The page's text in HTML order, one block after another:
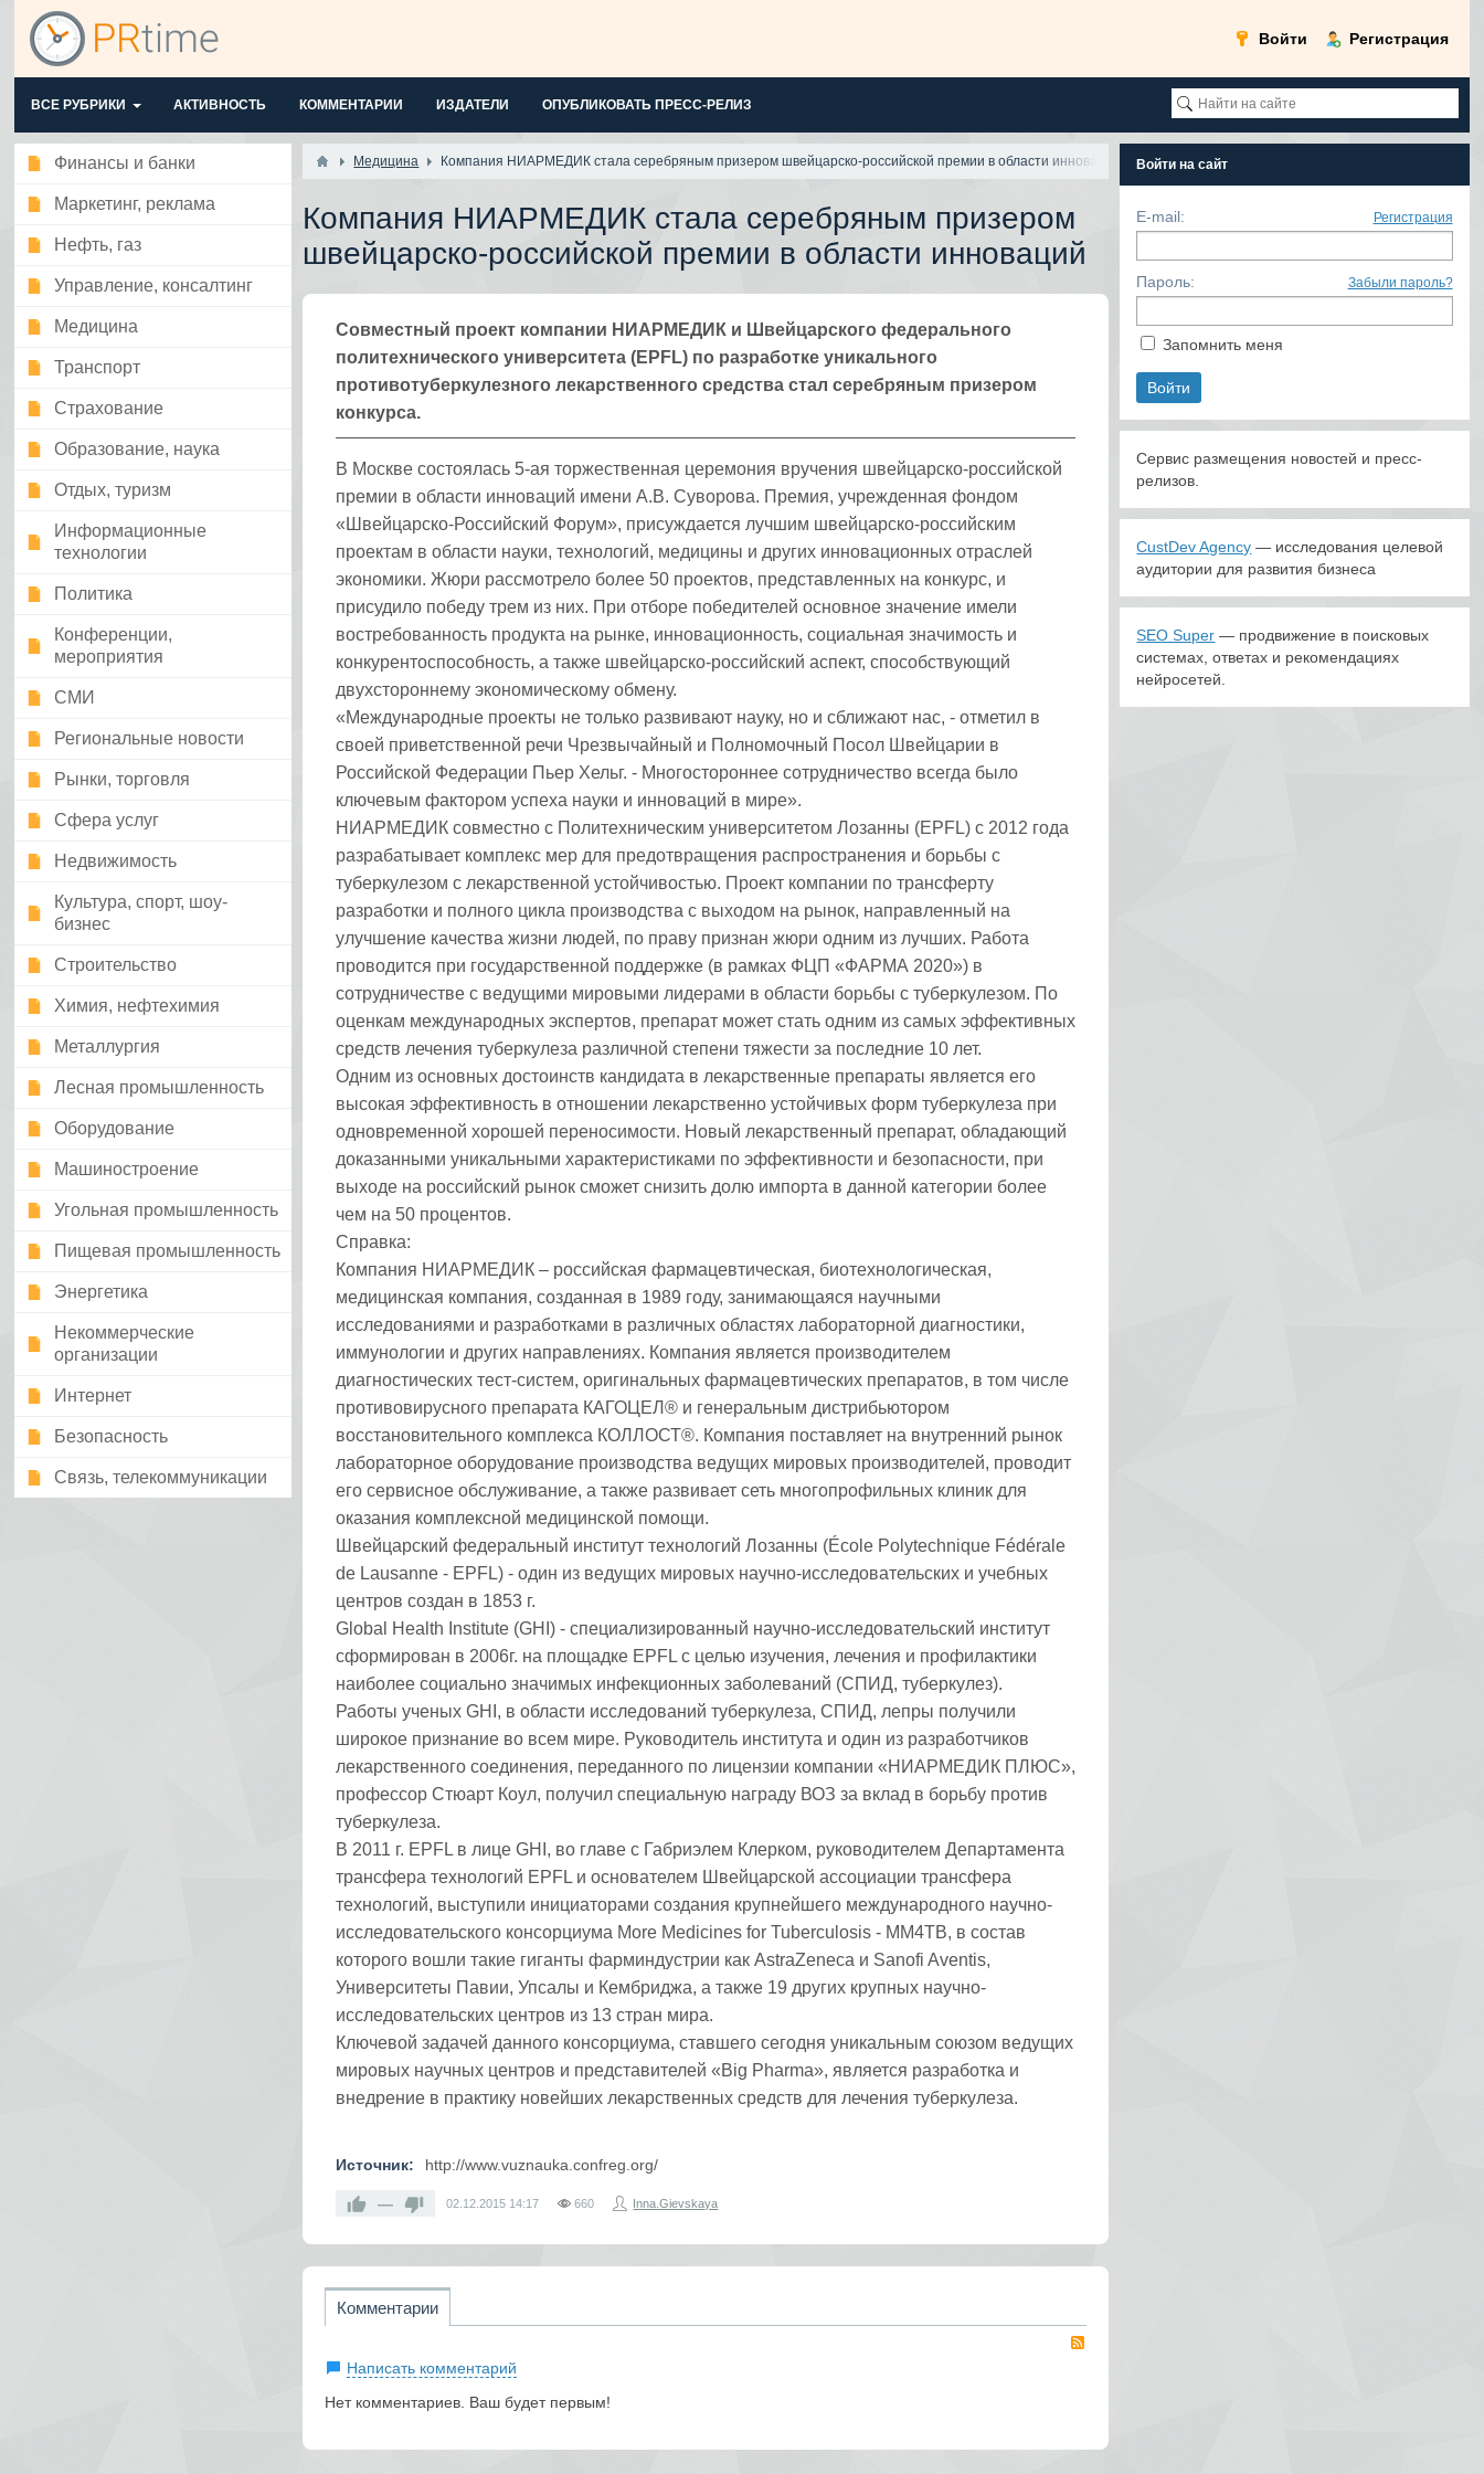
Войти Регистрация
ВСЕ РУБРИКИ АКТИВНОСТЬ КОММЕНТАРИИ ИЗДАТЕЛИ ОПУБЛИКОВАТЬ ПРЕСС-РЕЛИЗ
Финансы и банки
Маркетинг, реклама
Нефть, газ
Управление, консалтинг
Медицина
Транспорт
Страхование
Образование, наука
Отдых, туризм
Информационные
технологии
Политика
Конференции,
мероприятия
СМИ
Региональные новости
Рынки, торговля
Сфера услуг
Недвижимость
Культура, спорт, шоу-
бизнес
Строительство
Химия, нефтехимия
Металлургия
Лесная промышленность
Оборудование
Машиностроение
Угольная промышленность
Пищевая промышленность
Энергетика
Некоммерческие
организации
Интернет
Безопасность
Связь, телекоммуникации
Медицина Компания НИАРМЕДИК стала серебряным призером швейцарско-российской премии в области инноваций
Компания НИАРМЕДИК стала серебряным призером
швейцарско-российской премии в области инноваций
Совместный проект компании НИАРМЕДИК и Швейцарского федерального
политехнического университета (EPFL) по разработке уникального
противотуберкулезного лекарственного средства стал серебряным призером
конкурса.
В Москве состоялась 5-ая торжественная церемония вручения швейцарско-российской
премии в области инноваций имени А.В. Суворова. Премия, учрежденная фондом
«Швейцарско-Российский Форум», присуждается лучшим швейцарско-российским
проектам в области науки, технологий, медицины и других инновационных отраслей
экономики. Жюри рассмотрело более 50 проектов, представленных на конкурс, и
присудило победу трем из них. При отборе победителей основное значение имели
востребованность продукта на рынке, инновационность, социальная значимость и
конкурентоспособность, а также швейцарско-российский аспект, способствующий
двухстороннему экономическому обмену.
«Международные проекты не только развивают науку, но и сближают нас, - отметил в
своей приветственной речи Чрезвычайный и Полномочный Посол Швейцарии в
Российской Федерации Пьер Хельг. - Многостороннее сотрудничество всегда было
ключевым фактором успеха науки и инноваций в мире».
НИАРМЕДИК совместно с Политехническим университетом Лозанны (EPFL) с 2012 года
разрабатывает комплекс мер для предотвращения распространения и борьбы с
туберкулезом с лекарственной устойчивостью. Проект компании по трансферту
разработки и полного цикла производства с выходом на рынок, направленный на
улучшение качества жизни людей, по праву признан жюри одним из лучших. Работа
проводится при государственной поддержке (в рамках ФЦП «ФАРМА 2020») в
сотрудничестве с ведущими мировыми лидерами в области борьбы с туберкулезом. По
оценкам международных экспертов, препарат может стать одним из самых эффективных
средств лечения туберкулеза различной степени тяжести за последние 10 лет.
Одним из основных достоинств кандидата в лекарственные препараты является его
высокая эффективность в отношении лекарственно устойчивых форм туберкулеза при
одновременной хорошей переносимости. Новый лекарственный препарат, обладающий
доказанными уникальными характеристиками по эффективности и безопасности, при
выходе на российский рынок сможет снизить долю импорта в данной категории более
чем на 50 процентов.
Справка:
Компания НИАРМЕДИК – российская фармацевтическая, биотехнологическая,
медицинская компания, созданная в 1989 году, занимающаяся научными
исследованиями и разработками в различных областях лабораторной диагностики,
иммунологии и других направлениях. Компания является производителем
диагностических тест-систем, оригинальных фармацевтических препаратов, в том числе
противовирусного препарата КАГОЦЕЛ® и генеральным дистрибьютором
восстановительного комплекса КОЛЛОСТ®. Компания поставляет на внутренний рынок
лабораторное оборудование производства ведущих мировых производителей, проводит
его сервисное обслуживание, а также развивает сеть многопрофильных клиник для
оказания комплексной медицинской помощи.
Швейцарский федеральный институт технологий Лозанны (École Polytechnique Fédérale
de Lausanne - EPFL) - один из ведущих мировых научно-исследовательских и учебных
центров создан в 1853 г.
Global Health Institute (GHI) - специализированный научно-исследовательский институт
сформирован в 2006г. на площадке EPFL с целью изучения, лечения и профилактики
наиболее социально значимых инфекционных заболеваний (СПИД, туберкулез).
Работы ученых GHI, в области исследований туберкулеза, СПИД, лепры получили
широкое признание во всем мире. Руководитель института и один из разработчиков
лекарственного соединения, переданного по лицензии компании «НИАРМЕДИК ПЛЮС»,
профессор Стюарт Коул, получил специальную награду ВОЗ за вклад в борьбу против
туберкулеза.
В 2011 г. EPFL в лице GHI, во главе с Габриэлем Клерком, руководителем Департамента
трансфера технологий EPFL и основателем Швейцарской ассоциации трансфера
технологий, выступили инициаторами создания крупнейшего международного научно-
исследовательского консорциума More Medicines for Tuberculosis - MM4TB, в состав
которого вошли такие гиганты фарминдустрии как AstraZeneca и Sanofi Aventis,
Университеты Павии, Упсалы и Кембриджа, а также 19 других крупных научно-
исследовательских центров из 13 стран мира.
Ключевой задачей данного консорциума, ставшего сегодня уникальным союзом ведущих
мировых научных центров и представителей «Big Pharma», является разработка и
внедрение в практику новейших лекарственных средств для лечения туберкулеза.
Источник: http://www.vuznauka.confreg.org/
— 02.12.2015 14:17 660 Inna.Gievskaya
Комментарии
Написать комментарий
Нет комментариев. Ваш будет первым!
Войти на сайт
E-mail: Регистрация
Пароль: Забыли пароль?
Запомнить меня
Сервис размещения новостей и пресс-
релизов.
CustDev Agency — исследования целевой
аудитории для развития бизнеса
SEO Super — продвижение в поисковых
системах, ответах и рекомендациях
нейросетей.